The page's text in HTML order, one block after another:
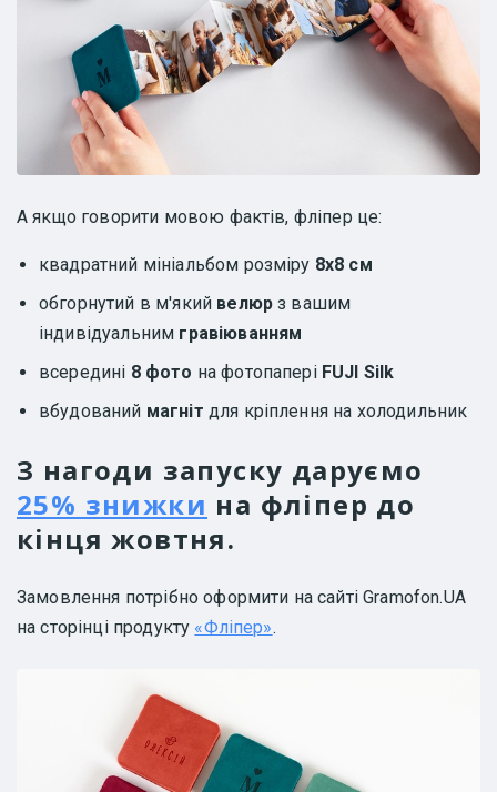
А якщо говорити мовою фактів, фліпер це:
квадратний мініальбом розміру 8х8 см
обгорнутий в м'який велюр з вашим
індивідуальним гравіюванням
всередині 8 фото на фотопапері FUJI Silk
вбудований магніт для кріплення на холодильник
З нагоди запуску даруємо
25% знижки на фліпер до
кінця жовтня.
Замовлення потрібно оформити на сайті Gramofon.UA
на сторінці продукту «Фліпер».